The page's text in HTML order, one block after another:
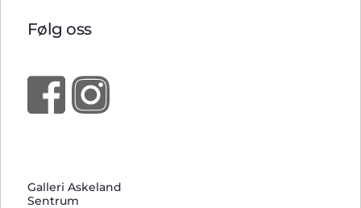
Følg oss
Galleri Askeland
Sentrum